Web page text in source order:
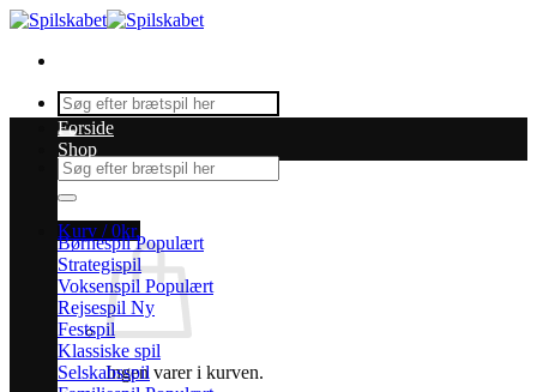
Fortsæt
indhold
Søg
efter:
Søg
efter:
Kurv /0kr.
Ingen varer i kurven.
Forside
Shop
Børnespil
Strategispil
Voksenspil
Rejsespil
Festspil
Klassiske spil
Selskabsspil